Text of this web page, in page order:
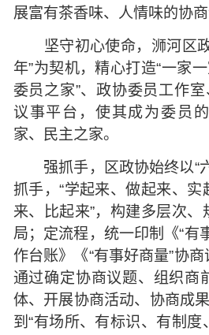
展富有茶香味、人情味的协商
坚守初心使命，浉河区政
年”为契机，精心打造“一家
委员之家”、政协委员工作室
议事平台，使其成为委员
家、民主之家。
强抓手，区政协始终以“
抓手，“学起来、做起来、
来、比起来”，构建多层次
局；定流程，统一印制《“有
作台账》《“有事好商量”协商
通过确定协商议题、组织商
体、开展协商活动、协商成
到“有场所、有标识、有制度